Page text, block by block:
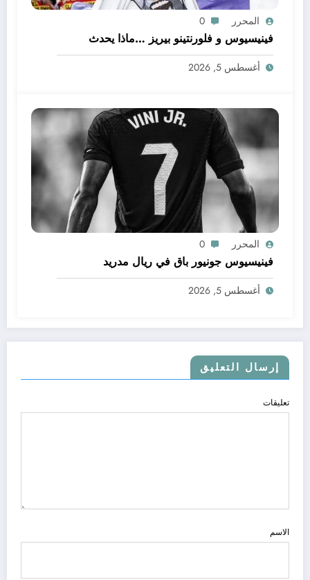
المحرر 0
فينيسيوس و فلورنتينو بيريز …ماذا يحدث
أغسطس 5, 2026
المحرر 0
فينيسيوس جونيور باق في ريال مدريد
أغسطس 5, 2026
إرسال التعليق
تعليقات
الاسم